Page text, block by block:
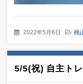
2022年5月6日 桃
5/5(祝) 自主ト